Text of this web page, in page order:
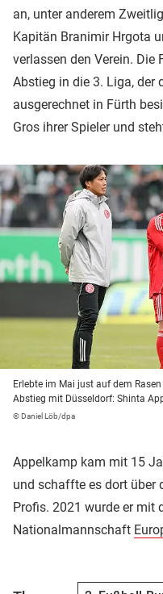
an, unter anderem
Kapitän Branimir Hrgota
verlassen den Verein. Die
Abstieg in die 3. Liga, der
ausgerechnet in Fürth
Gros ihrer Spieler und
Erlebte im Mai just auf dem
Abstieg mit Düsseldorf: Shinta
© Daniel Löb/dpa
Appelkamp kam mit 15
und schaffte es dort über
Profis. 2021 wurde er mit
Nationalmannschaft